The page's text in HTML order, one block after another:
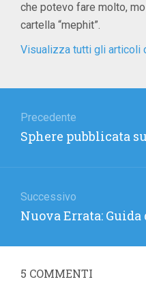
che potevo fare molto,
cartella “mephit”.
Visualizza tutti gli articoli
articoli
Precedente
Articolo
Sphere pubblicata
Successivo
Articolo
Nuova Errata:
5 COMMENTI